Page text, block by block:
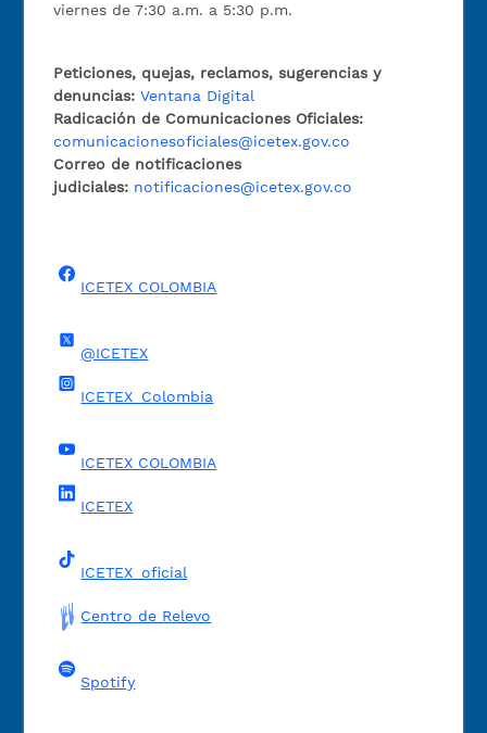
viernes de 7:30 a.m. a 5:30 p.m.
Peticiones, quejas, reclamos, sugerencias y
denuncias: Ventana Digital
Radicación de Comunicaciones Oficiales:
comunicacionesoficiales@icetex.gov.co
Correo de notificaciones
judiciales: notificaciones@icetex.gov.co
ICETEX COLOMBIA
@ICETEX
ICETEX_Colombia
ICETEX COLOMBIA
ICETEX
ICETEX_oficial
Centro de Relevo
Spotify